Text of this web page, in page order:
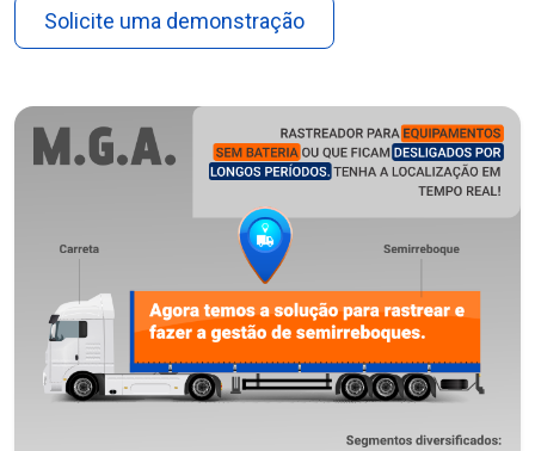
Solicite uma demonstração